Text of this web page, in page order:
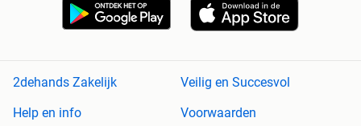
2dehands Zakelijk
Veilig en Succesvol
Help en info
Voorwaarden